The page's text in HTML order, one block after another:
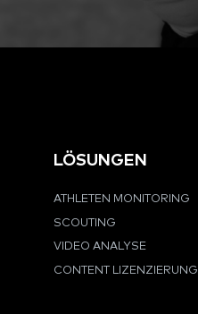
LÖSUNGEN
ATHLETEN MONITORING
SCOUTING
VIDEO ANALYSE
CONTENT LIZENZIERUNG